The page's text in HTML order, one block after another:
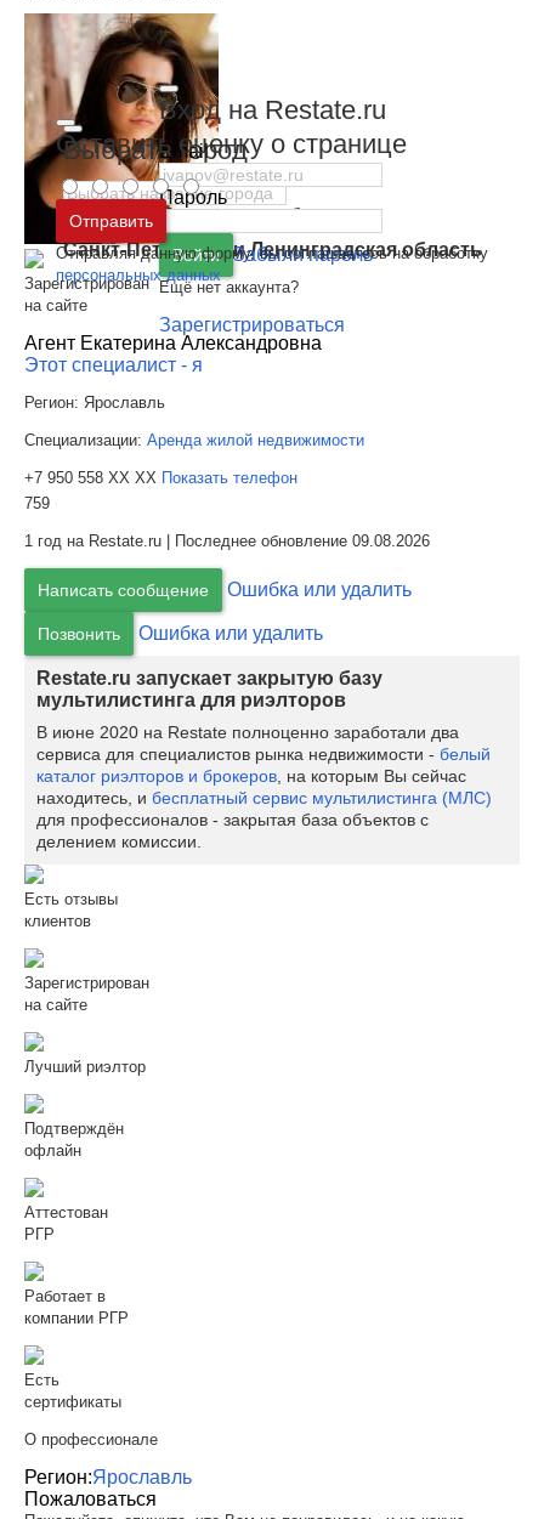
Выбрать город
Москва и
Московская область
Санкт-Петербург иЛенинградская область
Вход на Restate.ru
Email
Пароль
Войти Забыли пароль
Ещё нет аккаунта?
Зарегистрироваться
Зарегистрирован
на сайте
Агент Екатерина Александровна
Этот специалист - я
Регион: Ярославль
Специализации: Аренда жилой недвижимости
+7 950 558 XX XX Показать телефон
759
1 год на Restate.ru | Последнее обновление 09.08.2026
Написать сообщение Ошибка или удалить
Позвонить Ошибка или удалить
Restate.ru запускает закрытую базу
мультилистинга для риэлторов
В июне 2020 на Restate полноценно заработали два
сервиса для специалистов рынка недвижимости - белый
каталог риэлторов и брокеров , на которым Вы сейчас
находитесь, и бесплатный сервис мультилистинга (МЛС)
для профессионалов - закрытая база объектов с
делением комиссии.
Есть отзывы
клиентов
Зарегистрирован
на сайте
Лучший риэлтор
Подтверждён
офлайн
Аттестован
РГР
Работает в
компании РГР
Есть
сертификаты
О профессионале
Регион:Ярославль
Пожаловаться
Оставить оценку о странице
Отправить
Отправляя данную форму, вы соглашаетесь на обработку
персональных данных